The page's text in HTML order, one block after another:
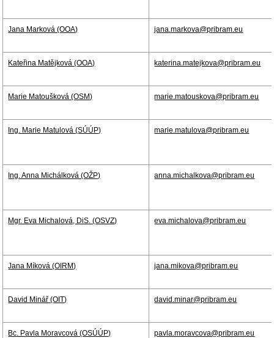
Jana Marková (OOA) jana.markova@pribram.eu
Kateřina Matějková (OOA) katerina.matejkova@pribram.eu
Marie Matoušková (OSM) marie.matouskova@pribram.eu
Ing. Marie Matulová (SÚÚP) marie.matulova@pribram.eu
Ing. Anna Michálková (OŽP) anna.michalkova@pribram.eu
Mgr. Eva Michalová, DiS. (OSVZ) eva.michalova@pribram.eu
Jana Míková (OIRM) jana.mikova@pribram.eu
David Minář (OIT) david.minar@pribram.eu
Bc. Pavla Moravcová (OSÚÚP) pavla.moravcova@pribram.eu